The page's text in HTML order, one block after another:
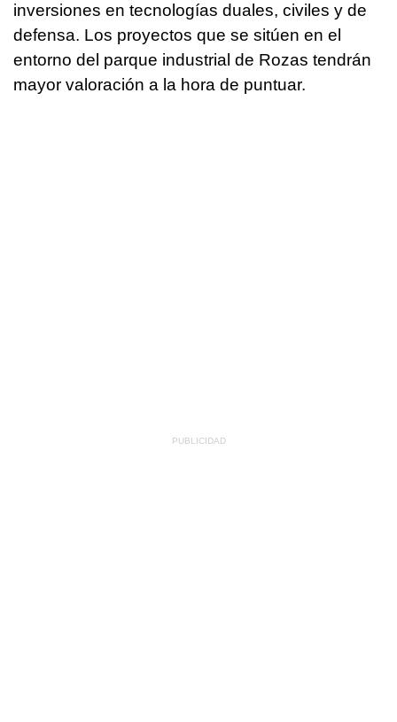
inversiones en tecnologías duales, civiles y de
defensa. Los proyectos que se sitúen en el
entorno del parque industrial de Rozas tendrán
mayor valoración a la hora de puntuar.